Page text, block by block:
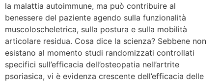
la malattia autoimmune, ma può contribuire al
benessere del paziente agendo sulla funzionalità
muscoloscheletrica, sulla postura e sulla mobilità
articolare residua. Cosa dice la scienza? Sebbene non
esistano al momento studi randomizzati controllati
specifici sull’efficacia dell’osteopatia nell’artrite
psoriasica, vi è evidenza crescente dell’efficacia delle